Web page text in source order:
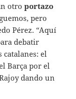
otroportazo
pero
Pérez. “Aquí
debatir
el
Barça por el
dando un